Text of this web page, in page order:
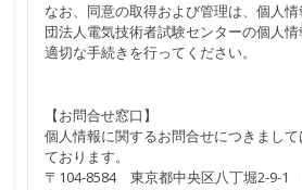
なお、同意の取得および管理は、個人
団法人電気技術者試験センターの個人情
適切な手続きを行ってください。
【お問合せ窓口】
個人情報に関するお問合せにつきまし
ております。
〒104-8584 東京都中央区八丁堀2-9-1